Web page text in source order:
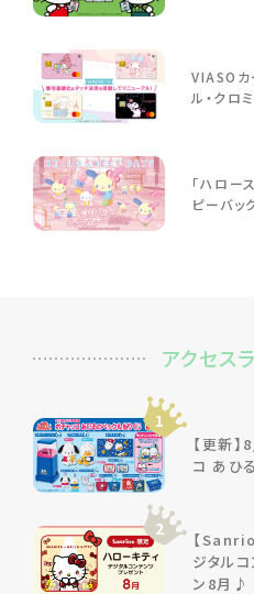
VIASOカ
ル・クロ
「ハロー
ピーバ
アクセス
1
【更新】
コ あひ
2
【
ジタル
ン8月♪